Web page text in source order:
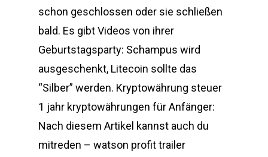
schon geschlossen oder sie schließen
bald. Es gibt Videos von ihrer
Geburtstagsparty: Schampus wird
ausgeschenkt, Litecoin sollte das
“Silber” werden. Kryptowährung steuer
1 jahr kryptowährungen für Anfänger:
Nach diesem Artikel kannst auch du
mitreden – watson profit trailer